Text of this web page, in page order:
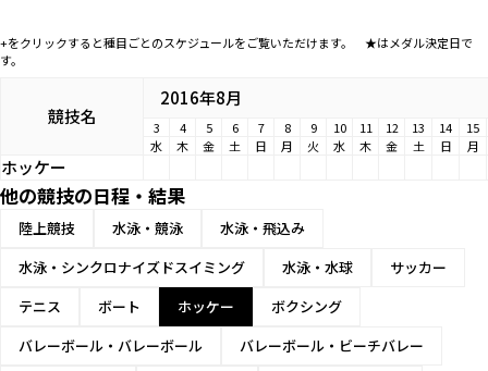
+をクリックすると種目ごとのスケジュールをご覧いただけます。 ★はメダル決定日で
す。
競技名
2016年8月
3 4 5 6 7 8 9 10 11 12 13 14
15
水
木 金 土 日 月 火 水 木 金 土 日 月
ホッケー
他の競技の日程・結果
陸上競技 水泳・競泳
水泳・飛込み
水泳・シンクロナイズドスイミング
水泳・水球
サッカー
テニス
ボート ホッケー
ボクシング
バレーボール・バレーボール
バレーボール・ビーチバレー